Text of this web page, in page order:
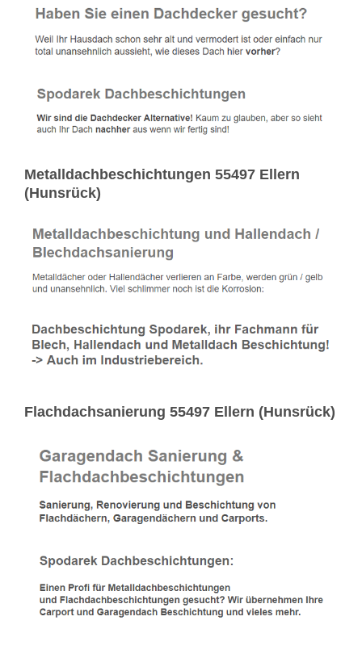
Metalldachbeschichtungen 55497 Ellern
(Hunsrück)
Flachdachsanierung 55497 Ellern (Hunsrück)